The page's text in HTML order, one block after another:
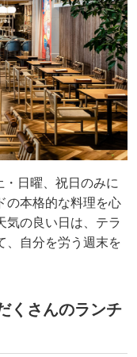
日曜、祝日のみに
の本格的な料理を心
気の良い日は、テラ
、自分を労う週末を
くさんのランチ